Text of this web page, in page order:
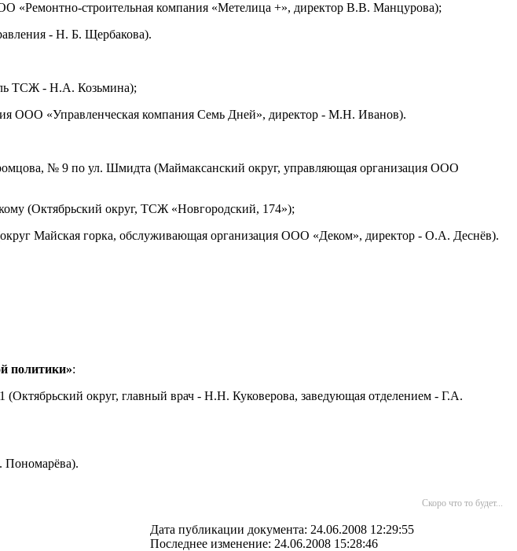
«Ремонтно-строительная компания «Метелица +», директор В.В. Манцурова);
- Н. Б. Щербакова).
ТСЖ - Н.А. Козьмина);
ООО «Управленческая компания Семь Дней», директор - М.Н. Иванов).
№ 9 по ул. Шмидта (Маймаксанский округ, управляющая организация ООО
(Октябрьский округ, ТСЖ «Новгородский, 174»);
Майская горка, обслуживающая организация ООО «Деком», директор - О.А. Деснёв).
политики»:
округ, главный врач - Н.Н. Куковерова, заведующая отделением - Г.А.
Пономарёва).
Скоро что то будет...
Дата публикации документа: 24.06.2008 12:29:55
Последнее изменение: 24.06.2008 15:28:46